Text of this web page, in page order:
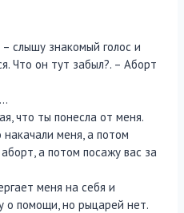
слышу знакомый голос и
Что он тут забыл?. – Аборт
что ты понесла от меня.
меня, а потом
а потом посажу вас за
меня на себя и
о помощи, но рыцарей нет.